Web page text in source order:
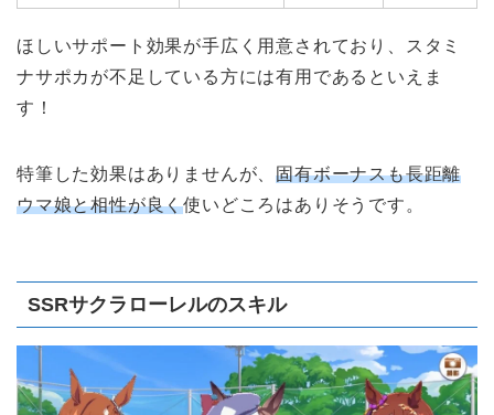
ほしいサポート効果が手広く用意されており、スタミ
ナサポカが不足している方には有用であるといえま
す！
特筆した効果はありませんが、固有ボーナスも長距離
ウマ娘と相性が良く使いどころはありそうです。
SSRサクラローレルのスキル